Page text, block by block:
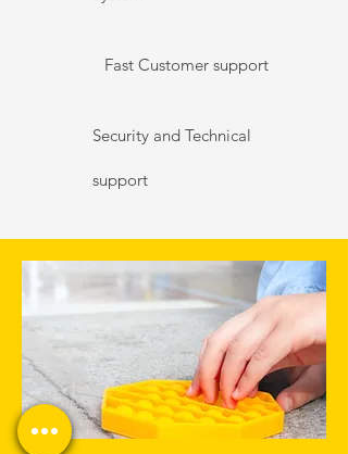
Fast Customer support
Security and Technical
support